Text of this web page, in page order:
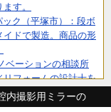
す。
ック（平塚市）：段ボ
イドで製造。商品の形
ベーションの相談所
フォームの設計士を
えのご相談にも対応
内撮影用ミラーの